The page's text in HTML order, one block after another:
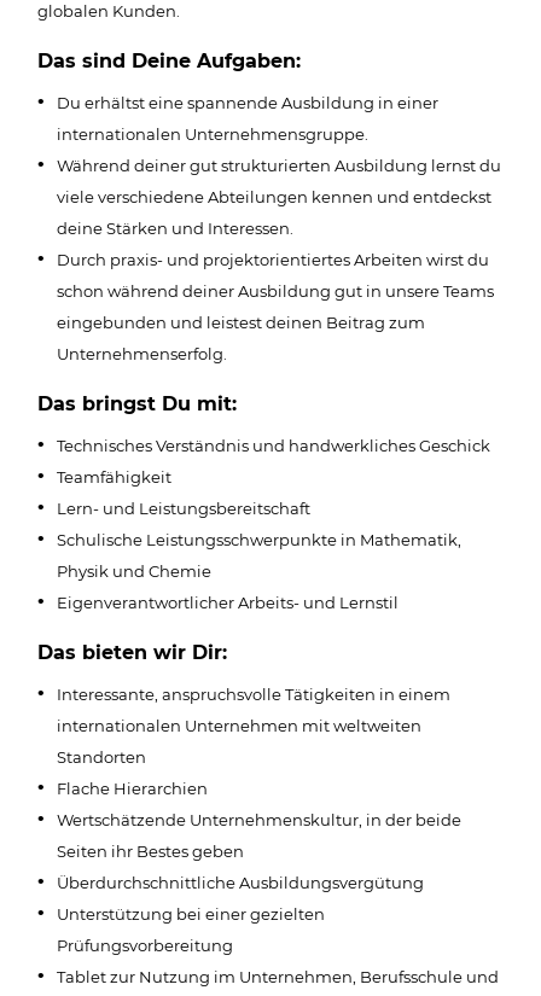
globalen Kunden.
Das sind Deine Aufgaben:
Du erhältst eine spannende Ausbildung in einer
internationalen Unternehmensgruppe.
Während deiner gut strukturierten Ausbildung lernst du
viele verschiedene Abteilungen kennen und entdeckst
deine Stärken und Interessen.
Durch praxis- und projektorientiertes Arbeiten wirst du
schon während deiner Ausbildung gut in unsere Teams
eingebunden und leistest deinen Beitrag zum
Unternehmenserfolg.
Das bringst Du mit:
Technisches Verständnis und handwerkliches Geschick
Teamfähigkeit
Lern- und Leistungsbereitschaft
Schulische Leistungsschwerpunkte in Mathematik,
Physik und Chemie
Eigenverantwortlicher Arbeits- und Lernstil
Das bieten wir Dir:
Interessante, anspruchsvolle Tätigkeiten in einem
internationalen Unternehmen mit weltweiten
Standorten
Flache Hierarchien
Wertschätzende Unternehmenskultur, in der beide
Seiten ihr Bestes geben
Überdurchschnittliche Ausbildungsvergütung
Unterstützung bei einer gezielten
Prüfungsvorbereitung
Tablet zur Nutzung im Unternehmen, Berufsschule und